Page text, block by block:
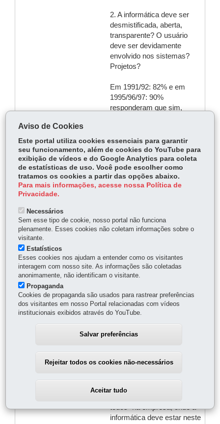
2. A informática deve ser
desmistificada, aberta,
transparente? O usuário
deve ser devidamente
envolvido nos sistemas?
Projetos?
Em 1991/92: 82% e em
1995/96/97: 90%
responderam que sim,
ideal, e que não acontece na
prática e na sua totalidade,
aparecendo ainda a
dicotomia entre o informá-
tico e o usuário, gerando a
responsabilidades e normas
para favorecer esta
3. As questões da qualidade
e da produtividade são
Em 1991/92: 82% e em
1995/96/97: 99%
responderam que sim,
evidenciando que qualidade
exigência dos consumidores
empresa), relatando a
todos" na empresa, onde a
informática deve estar neste
Aviso de Cookies
Este portal utiliza cookies essenciais para garantir
seu funcionamento, além de cookies do YouTube para
exibição de vídeos e do Google Analytics para coleta
de estatísticas de uso. Você pode escolher como
tratamos os cookies a partir das opções abaixo.
Para mais informações, acesse nossa Política de
Privacidade.
Necessários
Sem esse tipo de cookie, nosso portal não funciona
plenamente. Esses cookies não coletam informações sobre o
visitante.
Estatísticos
Esses cookies nos ajudam a entender como os visitantes
interagem com nosso site. As informações são coletadas
anonimamente, não identificam o visitante.
Propaganda
Cookies de propaganda são usados para rastrear preferências
dos visitantes em nosso Portal relacionadas com vídeos
institucionais exibidos através do YouTube.
Salvar preferências
Rejeitar todos os cookies não-necessários
Aceitar tudo